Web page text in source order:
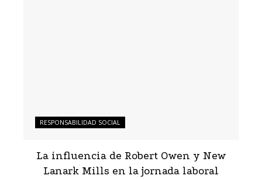
RESPONSABILIDAD SOCIAL
La influencia de Robert Owen y New
Lanark Mills en la jornada laboral